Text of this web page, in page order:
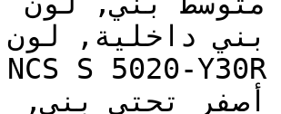
داخلية, لون
NCS S 5020-Y30R للدهان, NCS S 5020-Y30R دهان,